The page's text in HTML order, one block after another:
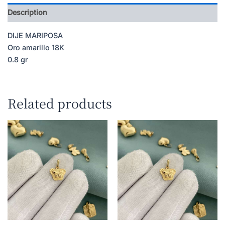
Description
DIJE MARIPOSA
Oro amarillo 18K
0.8 gr
Related products